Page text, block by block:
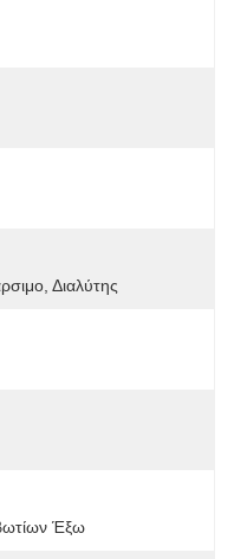
Διαλύτης
Έξω